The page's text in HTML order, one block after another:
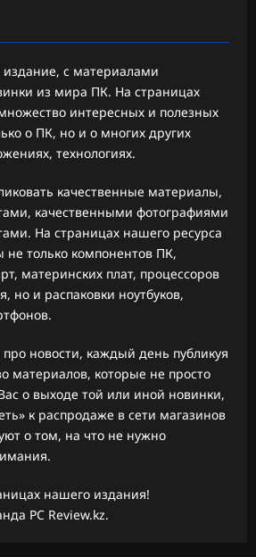
издание, с материалами
из мира ПК. На страницах
интересных и полезных
о ПК, но и о многих других
технологиях.
качественные материалы,
качественными фотографиями
На страницах нашего ресурса
не только компонентов ПК,
материнских плат, процессоров
но и распаковки ноутбуков,
новости, каждый день публикуя
материалов, которые не просто
о выходе той или иной новинки,
к распродаже в сети магазинов
о том, на что не нужно
нашего издания!
PC Review.kz.